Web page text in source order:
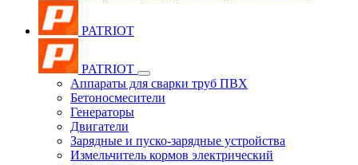
PATRIOT
PATRIOT
Аппараты для сварки труб ПВХ
Бетоносмесители
Генераторы
Двигатели
Зарядные и пуско-зарядные устройства
Измельчитель кормов электрический